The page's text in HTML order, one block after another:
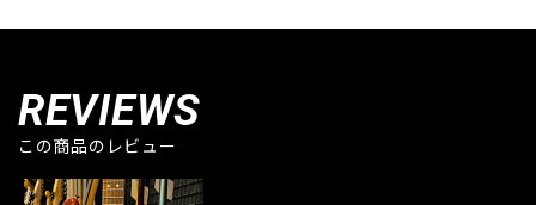
REVIEWS
この商品のレビュー